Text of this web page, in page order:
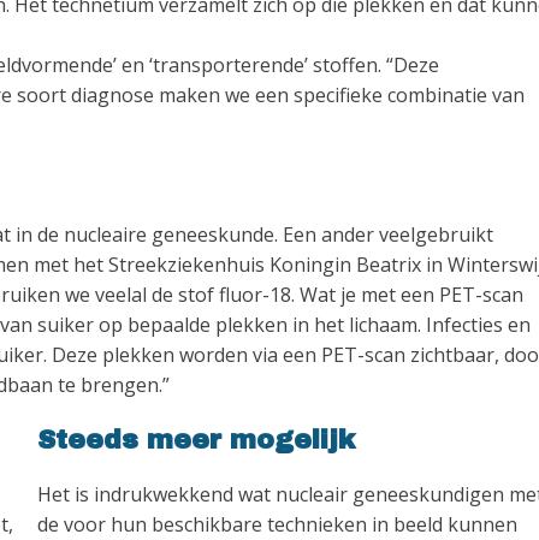
en ‘transporterende’ stoffen. “Deze
diagnose maken we een specifieke combinatie van
in de nucleaire geneeskunde. Een ander veelgebruikt
met het Streekziekenhuis Koningin Beatrix in
we veelal de stof fluor-18. Wat je met een PET-scan
suiker op bepaalde plekken in het lichaam. Infecties en
Deze plekken worden via een PET-scan zichtbaar,
te brengen.”
Steeds meer mogelijk
Het is indrukwekkend wat nucleair geneeskundigen
de voor hun beschikbare technieken in beeld kunnen